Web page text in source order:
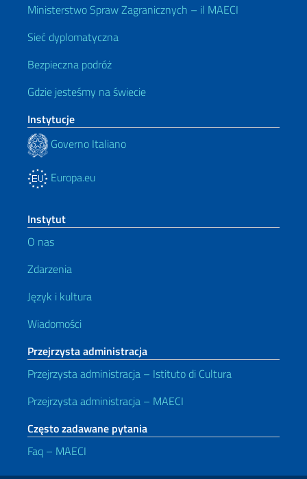
Ministerstwo Spraw Zagranicznych – il MAECI
Sieć dyplomatyczna
Bezpieczna podróż
Gdzie jesteśmy na świecie
Instytucje
Governo Italiano
Europa.eu
Instytut
O nas
Zdarzenia
Język i kultura
Wiadomości
Przejrzysta administracja
Przejrzysta administracja – Istituto di Cultura
Przejrzysta administracja – MAECI
Często zadawane pytania
Faq – MAECI